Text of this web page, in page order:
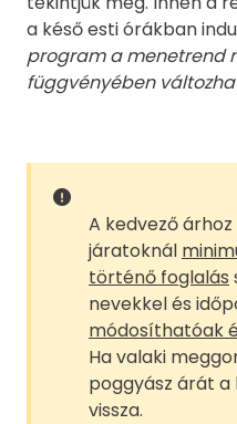
a késő esti órákban
program a menetrend
függvényében
A kedvező
járatoknál
történő foglalás
nevekkel és
módosíthatóak
Ha valaki
poggyász árát
vissza.